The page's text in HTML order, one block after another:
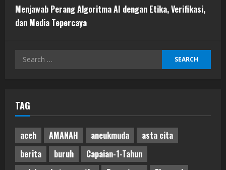
Menjawab Perang Algoritma AI dengan Etika, Verifikasi,
dan Media Tepercaya
Search
TAG
aceh AMANAH aneukmuda
asta cita
berita
buruh
Capaian-1-Tahun